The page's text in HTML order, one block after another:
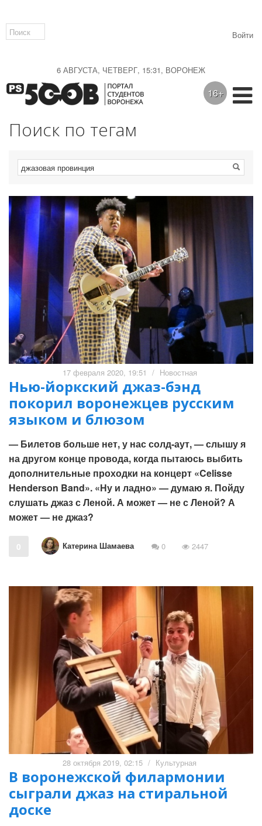
6 АВГУСТА, ЧЕТВЕРГ, 15:31, ВОРОНЕЖ
Войти
16+
Поиск по тегам
17 февраля 2020, 19:51 / Новостная
Нью-йоркский джаз-бэнд
покорил воронежцев русским
языком и блюзом
— Билетов больше нет, у нас солд-аут, — слышу я
на другом конце провода, когда пытаюсь выбить
дополнительные проходки на концерт «Celisse
Henderson Band». «Ну и ладно» — думаю я. Пойду
слушать джаз с Леной. А может — не с Леной? А
может — не джаз?
0 Катерина Шамаева 0 2447
28 октября 2019, 02:15 / Культурная
В воронежской филармонии
сыграли джаз на стиральной
доске